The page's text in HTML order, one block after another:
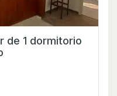
de 1 dormitorio